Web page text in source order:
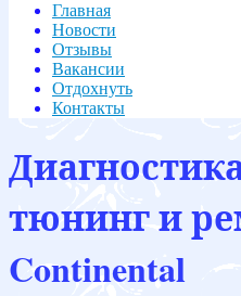
Главная
Новости
Отзывы
Вакансии
Отдохнуть
Контакты
тюнинг и
Continental